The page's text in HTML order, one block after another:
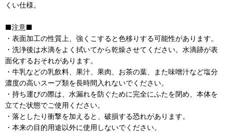
くい仕様。
■注意■
・表面加工の性質上、強くこすると色移りする可能性があります。
・洗浄後は水滴をよく拭いてから乾燥させてください。水滴跡が表
面化するおそれがあります。
・牛乳などの乳飲料、果汁、果肉、お茶の葉、また味噌汁など塩分
濃度の高いスープ類を長時間入れないでください。
・持ち運びの際は、水漏れを防ぐために完全にふたを閉め、本体を
立てた状態でご使用ください。
・落としたり衝撃を加えると、破損する恐れがあります。
・本来の目的用途以外に使用しないでください。